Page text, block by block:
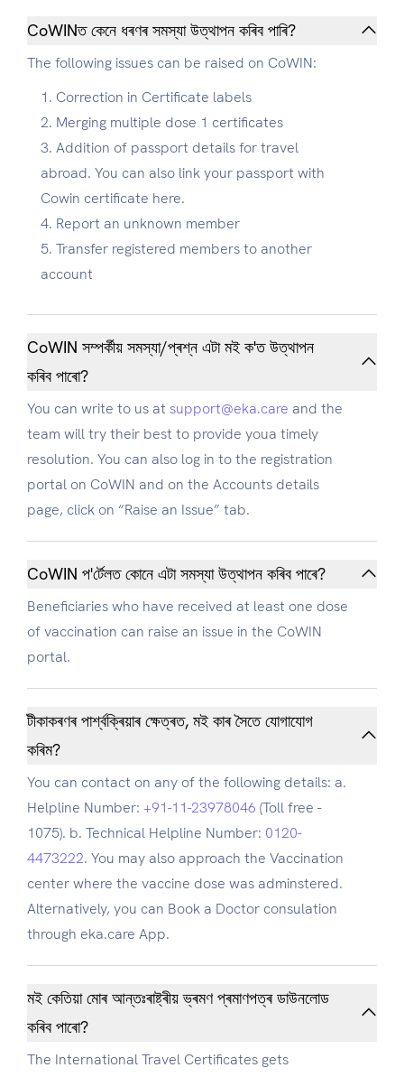
CoWINত কেনে ধৰণৰ সমস্যা উত্থাপন কৰিব পাৰি?
The following issues can be raised on CoWIN:
Correction in Certificate labels
Merging multiple dose 1 certificates
Addition of passport details for travel
abroad. You can also link your passport with
Cowin certificate here.
Report an unknown member
Transfer registered members to another
account
CoWIN সম্পৰ্কীয় সমস্যা/প্ৰশ্ন এটা মই ক'ত উত্থাপন
কৰিব পাৰো?
You can write to us atsupport@eka.care and the
team will try their best to provide youa timely
resolution. You can also log in to the registration
portal on CoWIN and on the Accounts details
page, click on “Raise an Issue” tab.
CoWIN প'ৰ্টেলত কোনে এটা সমস্যা উত্থাপন কৰিব পাৰে?
Beneficiaries who have received at least one dose
of vaccination can raise an issue in the CoWIN
portal.
টীকাকৰণৰ পাৰ্শ্বক্ৰিয়াৰ ক্ষেত্ৰত, মই কাৰ সৈতে যোগাযোগ
কৰিম?
You can contact on any of the following details: a.
Helpline Number:+91-11-23978046 (Toll free -
1075). b. Technical Helpline Number: 0120-
4473222. You may also approach the Vaccination
center where the vaccine dose was adminstered.
Alternatively, you can Book a Doctor consulation
through eka.care App.
মই কেতিয়া মোৰ আন্তঃৰাষ্ট্ৰীয় ভ্ৰমণ প্ৰমাণপত্ৰ ডাউনলোড
কৰিব পাৰো?
The International Travel Certificates gets